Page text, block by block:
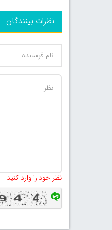
نظرات بینندگان
نظر خود را وارد کنید